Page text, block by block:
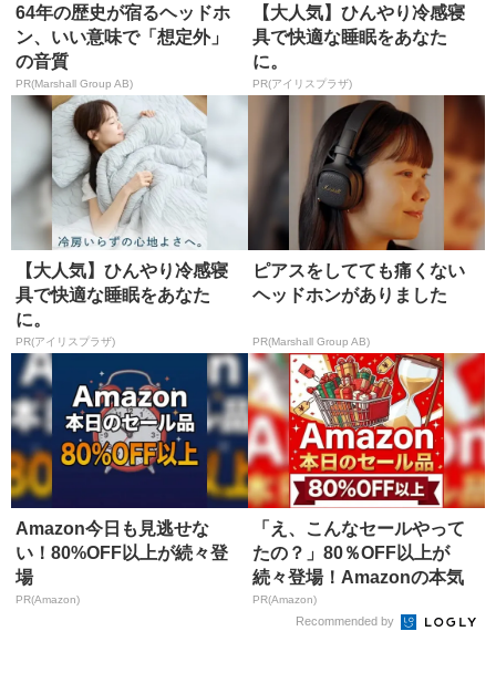
64年の歴史が宿るヘッドホ
ン、いい意味で「想定外」
の音質
PR(Marshall Group AB)
【大人気】ひんやり冷感寝
具で快適な睡眠をあなた
に。
PR(アイリスプラザ)
【大人気】ひんやり冷感寝
具で快適な睡眠をあなた
に。
PR(アイリスプラザ)
ピアスをしてても痛くない
ヘッドホンがありました
PR(Marshall Group AB)
Amazon今日も見逃せな
い！80%OFF以上が続々登
場
PR(Amazon)
「え、こんなセールやって
たの？」80％OFF以上が
続々登場！Amazonの本気
が...
PR(Amazon)
Recommended by